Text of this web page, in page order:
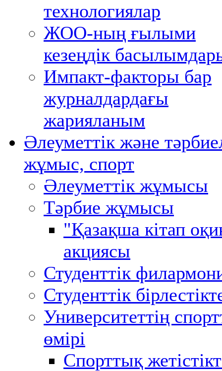
технологиялар
ЖОО-ның ғылыми
кезеңдік
Импакт-факторы бар
журналдардағы
жарияланым
Әлеуметтік және
жұмыс, спорт
Әлеуметтік жұмысы
Тәрбие жұмысы
"Қазақша кітап
акциясы
Студенттік
Студенттік
Университеттің
өмірі
Спорттық